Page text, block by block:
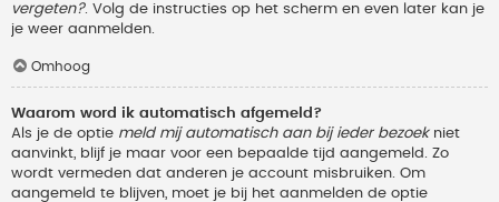
vergeten?. Volg de instructies op het scherm en even later kan je
je weer aanmelden.
Omhoog
Waarom word ik automatisch afgemeld?
Als je de optie meld mij automatisch aan bij ieder bezoekniet
aanvinkt, blijf je maar voor een bepaalde tijd aangemeld. Zo
wordt vermeden dat anderen je account misbruiken. Om
aangemeld te blijven, moet je bij het aanmelden de optie